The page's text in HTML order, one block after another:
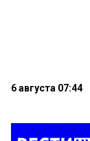
6 августа 07:44